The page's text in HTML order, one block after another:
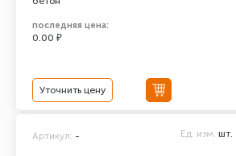
последняя цена:
0.00 ₽
Уточнить цену
Артикул: - Ед. изм. шт.